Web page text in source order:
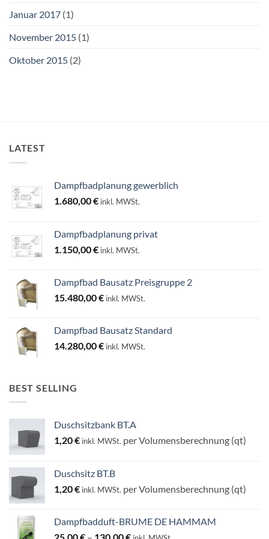
Januar 2017 (1)
November 2015 (1)
Oktober 2015 (2)
LATEST
Dampfbadplanung gewerblich
1.680,00€ inkl. MWSt.
Dampfbadplanung privat
1.150,00€ inkl. MWSt.
Dampfbad Bausatz Preisgruppe 2
15.480,00€ inkl. MWSt.
Dampfbad Bausatz Standard
14.280,00€ inkl. MWSt.
BEST SELLING
Duschsitzbank BT.A
1,20€ inkl. MWSt. per Volumensberechnung (qt)
Duschsitz BT.B
1,20€ inkl. MWSt. per Volumensberechnung (qt)
Dampfbadduft-BRUME DE HAMMAM
Preisspanne: